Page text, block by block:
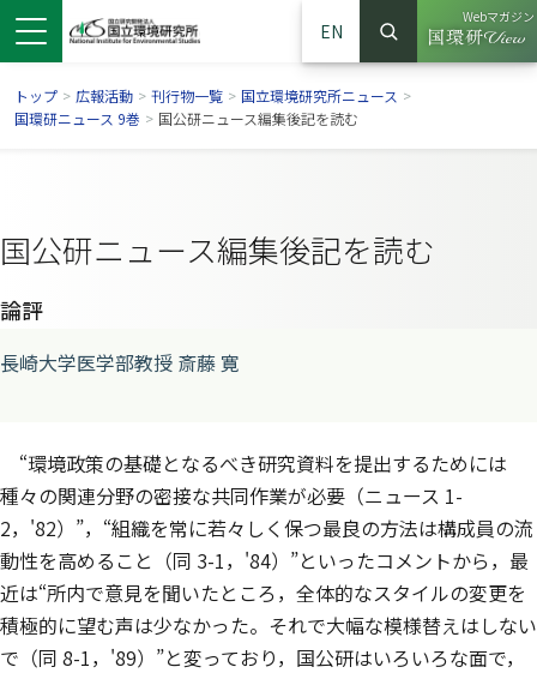
EN
サイト内検索
検索
Webマガジン
（別ウイ
トップ > 広報活動 > 刊行物一覧 > 国立環境研究所ニュース >
国環研ニュース 9巻 > 国公研ニュース編集後記を読む
国公研ニュース編集後記を読む
論評
長崎大学医学部教授 斎藤 寛
“環境政策の基礎となるべき研究資料を提出するためには
種々の関連分野の密接な共同作業が必要（ニュース 1-
2，'82）”，“組織を常に若々しく保つ最良の方法は構成員の流
動性を高めること（同 3-1，'84）”といったコメントから，最
近は“所内で意見を聞いたところ，全体的なスタイルの変更を
積極的に望む声は少なかった。それで大幅な模様替えはしない
で（同 8-1，'89）”と変っており，国公研はいろいろな面で，